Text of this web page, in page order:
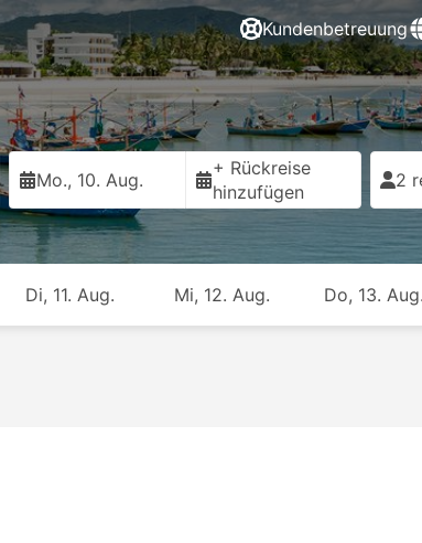
Kundenbetreuung
Mo., 10. Aug.
+ Rückreise
hinzufügen
2
Di, 11. Aug. Mi, 12. Aug. Do, 13. Aug.